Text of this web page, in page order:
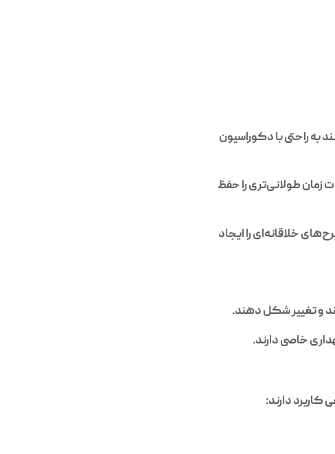
به راحتی با دکوراسیون
زمان طولانی‌تری را حفظ
خلاقانه‌ای را ایجاد
و تغییر شکل دهند.
خاصی دارند.
دارند: